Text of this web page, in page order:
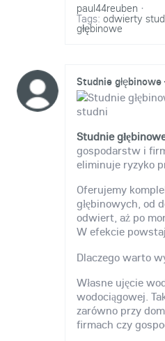
paul44reuben ·
Tags: odwierty
głębinowe
Studnie
Studnie
gospodarstw i
eliminuje ryzyko
Oferujemy
głębinowych, od
odwiert, aż po
W efekcie
Dlaczego warto
Własne ujęcie
wodociągowej.
zarówno przy
firmach czy